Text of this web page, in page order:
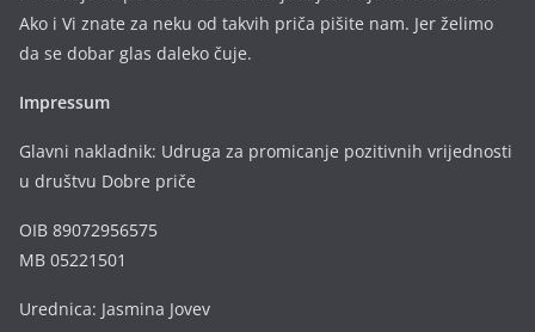
Ako i Vi znate za neku od takvih priča pišite nam. Jer želimo
da se dobar glas daleko čuje.
Impressum
Glavni nakladnik: Udruga za promicanje pozitivnih vrijednosti
u društvu Dobre priče
OIB 89072956575
MB 05221501
Urednica: Jasmina Jovev